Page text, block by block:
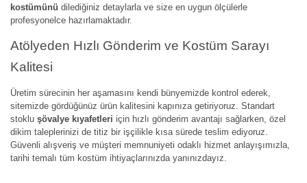
kostümünü dilediğiniz detaylarla ve size en uygun ölçülerle
profesyonelce hazırlamaktadır.
Atölyeden Hızlı Gönderim ve Kostüm Sarayı
Kalitesi
Üretim sürecinin her aşamasını kendi bünyemizde kontrol ederek,
sitemizde gördüğünüz ürün kalitesini kapınıza getiriyoruz. Standart
stoklu şövalye kıyafetleri için hızlı gönderim avantajı sağlarken, özel
dikim taleplerinizi de titiz bir işçilikle kısa sürede teslim ediyoruz.
Güvenli alışveriş ve müşteri memnuniyeti odaklı hizmet anlayışımızla,
tarihi temalı tüm kostüm ihtiyaçlarınızda yanınızdayız.